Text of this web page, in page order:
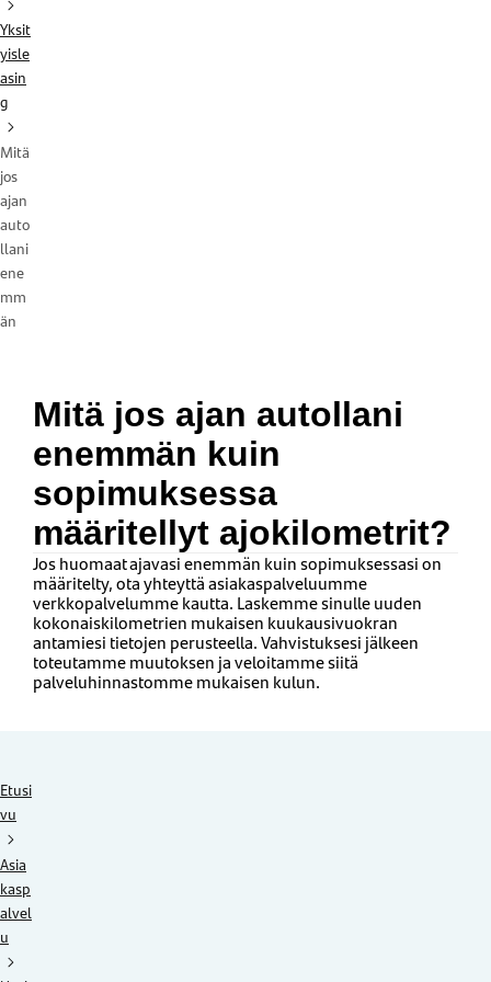
Yksit
yisle
asin
g
Mitä
jos
ajan
auto
llani
ene
mm
än
Mitä jos ajan autollani
enemmän kuin
sopimuksessa
määritellyt ajokilometrit?
Jos huomaat ajavasi enemmän kuin sopimuksessasi on
määritelty, ota yhteyttä asiakaspalveluumme
verkkopalvelumme kautta. Laskemme sinulle uuden
kokonaiskilometrien mukaisen kuukausivuokran
antamiesi tietojen perusteella. Vahvistuksesi jälkeen
toteutamme muutoksen ja veloitamme siitä
palveluhinnastomme mukaisen kulun.
Etusi
vu
Asia
kasp
alvel
u